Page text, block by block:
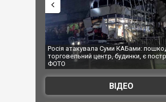
Росія атакувала Суми КАБами: пошкоджено
торговельний центр, будинки, є постраждалі.
ВІДЕО